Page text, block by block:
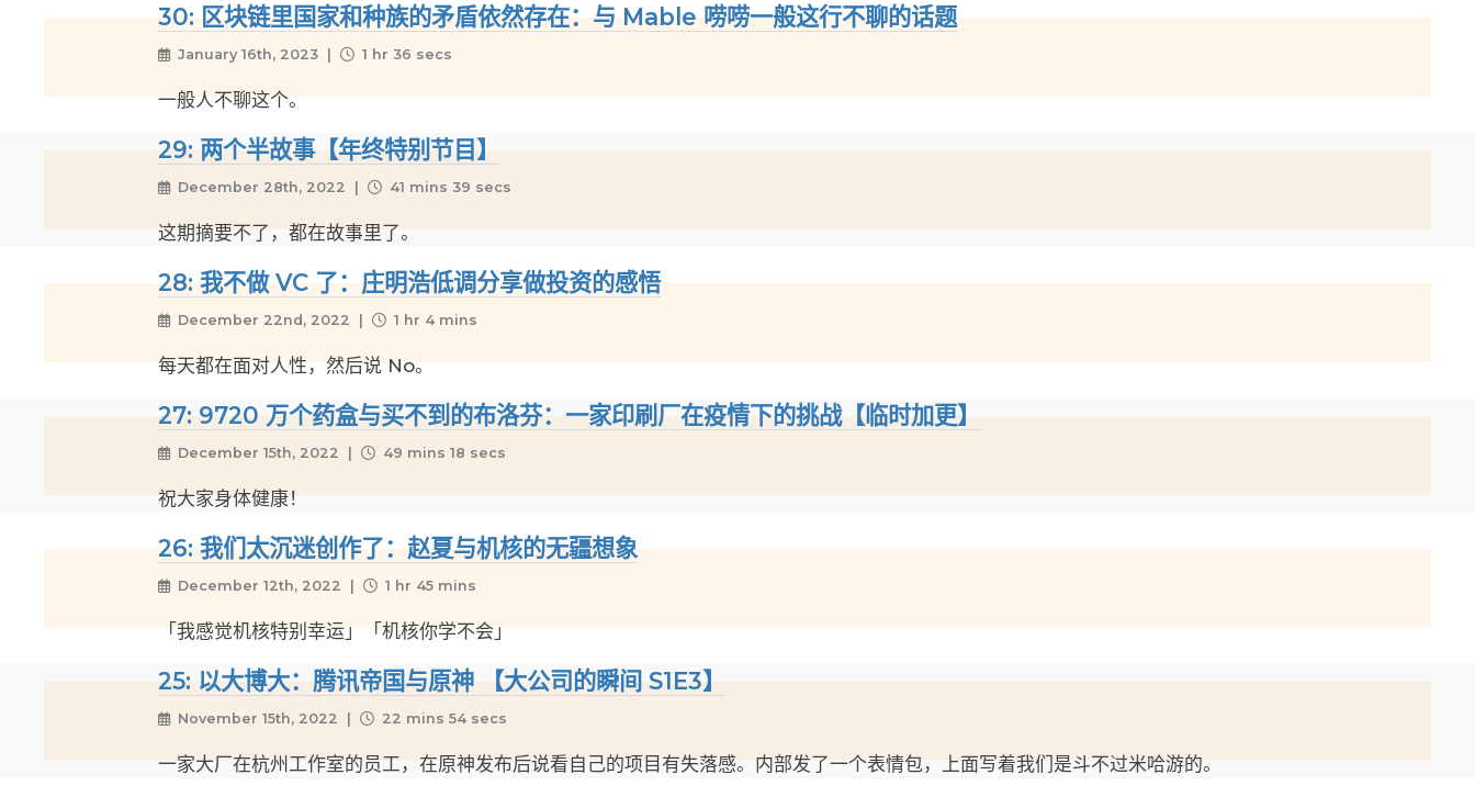
30: 区块链里国家和种族的矛盾依然存在：与 Mable 唠唠一般这行不聊的话题
January 16th, 2023 | 1 hr 36 secs
一般人不聊这个。
29: 两个半故事【年终特别节目】
December 28th, 2022 | 41 mins 39 secs
这期摘要不了，都在故事里了。
28: 我不做 VC 了：庄明浩低调分享做投资的感悟
December 22nd, 2022 | 1 hr 4 mins
每天都在面对人性，然后说 No。
27: 9720 万个药盒与买不到的布洛芬：一家印刷厂在疫情下的挑战【临时加更】
December 15th, 2022 | 49 mins 18 secs
祝大家身体健康！
26: 我们太沉迷创作了：赵夏与机核的无疆想象
December 12th, 2022 | 1 hr 45 mins
「我感觉机核特别幸运」「机核你学不会」
25: 以大博大：腾讯帝国与原神 【大公司的瞬间 S1E3】
November 15th, 2022 | 22 mins 54 secs
一家大厂在杭州工作室的员工，在原神发布后说看自己的项目有失落感。内部发了一个表情包，上面写着我们是斗不过米哈游的。